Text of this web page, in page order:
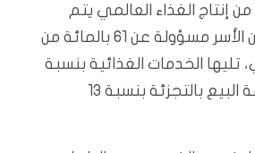
من إنتاج الغذاء العالمي يتم
إهداره، حيث تكون الأسر مسؤولة عن 61 بالمائة من
تليها الخدمات الغذائية بنسبة
26 بالمائة، وصناعة البيع بالتجزئة بنسبة 13